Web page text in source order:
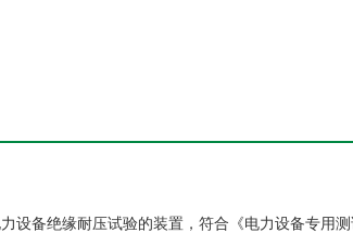
设备绝缘耐压试验的装置，符合《电力设备专用